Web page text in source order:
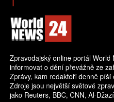
Zpravodajský online portál World
informovat o dění převážně ze
Zprávy, kam redaktoři denně píší
Zdroje jsou největší světové
jako Reuters, BBC, CNN, Al-